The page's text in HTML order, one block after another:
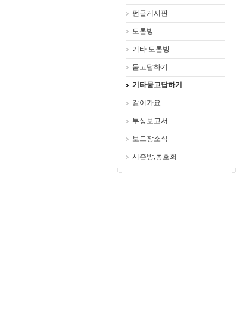
펀글게시판
토론방
기타 토론방
묻고답하기
기타묻고답하기
같이가요
부상보고서
보드장소식
시즌방,동호회